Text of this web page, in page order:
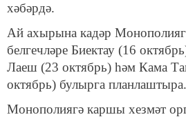
хәбәрдә.
Ай ахырына кадәр
белгечләре Биектау (16
Лаеш (23 октябрь) һәм Кама
октябрь) булырга планлаштыра.
Монополиягә каршы хезмәт